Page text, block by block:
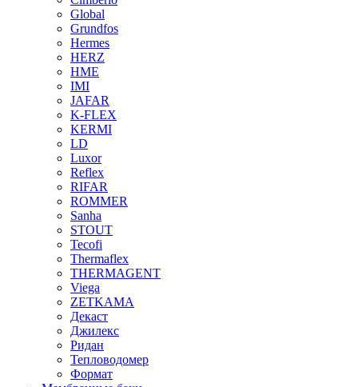
Global
Grundfos
Hermes
HERZ
HME
IMI
JAFAR
K-FLEX
KERMI
LD
Luxor
Reflex
RIFAR
ROMMER
Sanha
STOUT
Tecofi
Thermaflex
THERMAGENT
Viega
ZETKAMA
Декаст
Джилекс
Ридан
Тепловодомер
Формат